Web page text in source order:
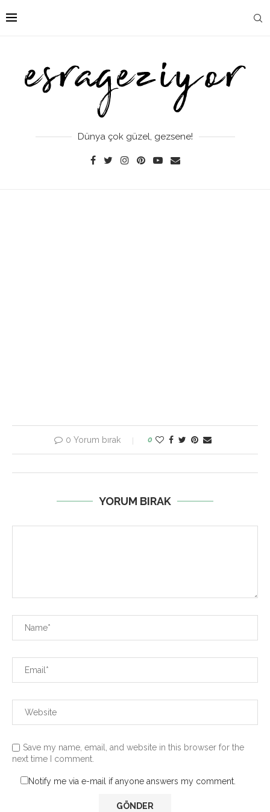
Dünya çok güzel, gezsene!
0 Yorum bırak 0
YORUM BIRAK
Save my name, email, and website in this browser for the
next time I comment.
Notify me via e-mail if anyone answers my comment.